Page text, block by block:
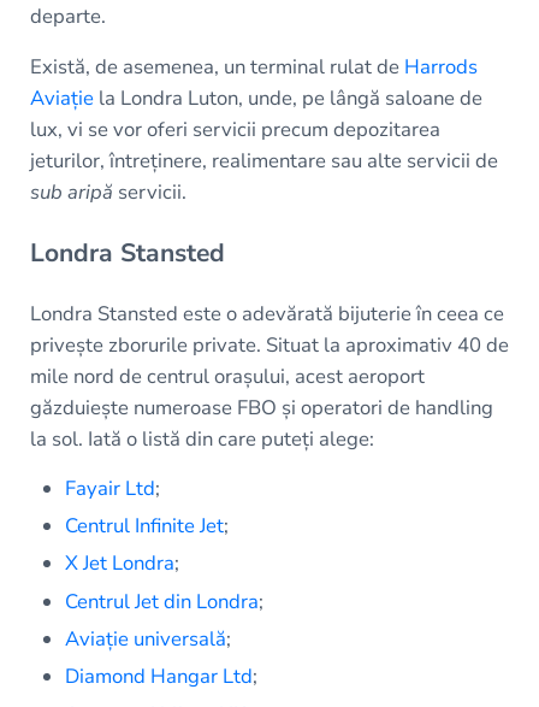
departe.
Există, de asemenea, un terminal rulat de Harrods
Aviațiela Londra Luton, unde, pe lângă saloane de
lux, vi se vor oferi servicii precum depozitarea
jeturilor, întreținere, realimentare sau alte servicii de
sub aripă servicii.
Londra Stansted
Londra Stansted este o adevărată bijuterie în ceea ce
privește zborurile private. Situat la aproximativ 40 de
mile nord de centrul orașului, acest aeroport
găzduiește numeroase FBO și operatori de handling
la sol. Iată o listă din care puteți alege:
Fayair Ltd;
Centrul Infinite Jet;
X Jet Londra;
Centrul Jet din Londra;
Aviație universală;
Diamond Hangar Ltd;